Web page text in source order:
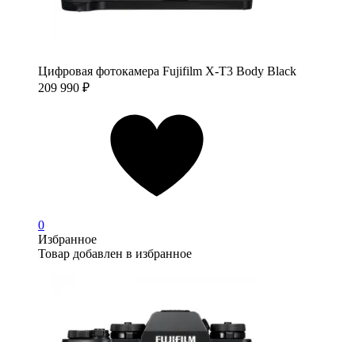
Цифровая фотокамера Fujifilm X-T3 Body Black
209 990 ₽
0
Избранное
Товар добавлен в избранное